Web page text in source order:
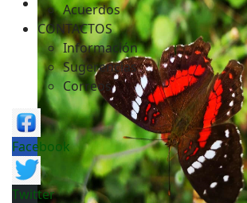
Acuerdos
CONTACTOS
Información
Sugerencias
Correos
Facebook
Twitter